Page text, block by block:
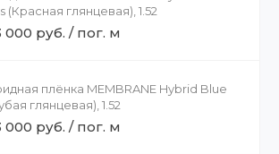
(Красная глянцевая), 1.52
000 руб. / пог. м
плёнка MEMBRANE Hybrid Blue
глянцевая), 1.52
000 руб. / пог. м